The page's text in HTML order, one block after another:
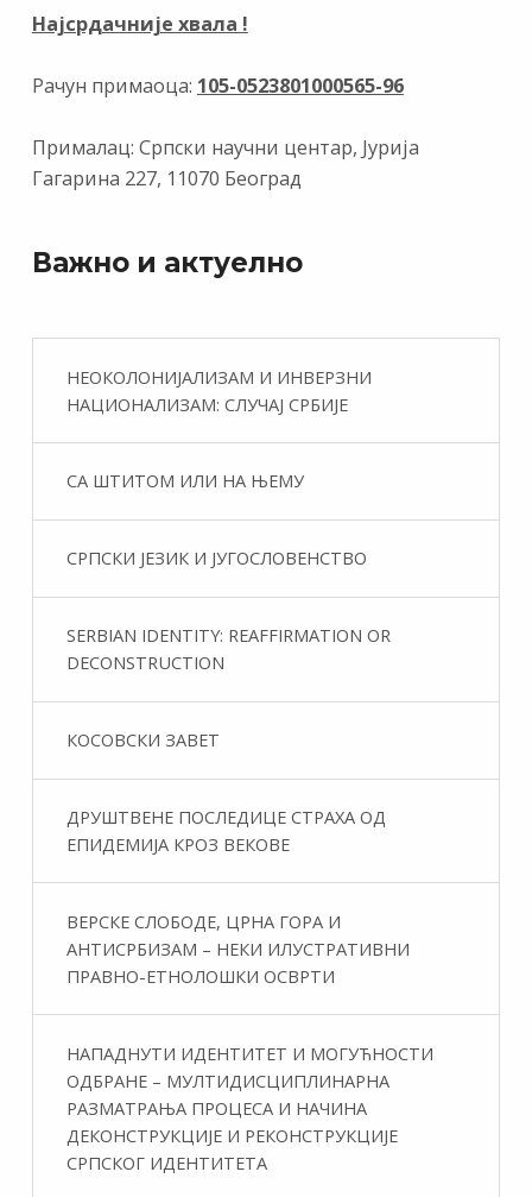
Најсрдачније хвала !
Рачун примаоца: 105-0523801000565-96
Прималац: Српски научни центар, Јурија
Гагарина 227, 11070 Београд
Важно и актуелно
НЕОКОЛОНИЈАЛИЗАМ И ИНВЕРЗНИ
НАЦИОНАЛИЗАМ: СЛУЧАЈ СРБИЈЕ
СА ШТИТОМ ИЛИ НА ЊЕМУ
СРПСКИ ЈЕЗИК И ЈУГОСЛОВЕНСТВО
SERBIAN IDENTITY: REAFFIRMATION OR
DECONSTRUCTION
КОСОВСКИ ЗАВЕТ
ДРУШТВЕНЕ ПОСЛЕДИЦЕ СТРАХА ОД
ЕПИДЕМИЈА КРОЗ ВЕКОВЕ
ВЕРСКЕ СЛОБОДЕ, ЦРНА ГОРА И
АНТИСРБИЗАМ – НЕКИ ИЛУСТРАТИВНИ
ПРАВНО-ЕТНОЛОШКИ ОСВРТИ
НАПАДНУТИ ИДЕНТИТЕТ И МОГУЋНОСТИ
ОДБРАНЕ – МУЛТИДИСЦИПЛИНАРНА
РАЗМАТРАЊА ПРОЦЕСА И НАЧИНА
ДЕКОНСТРУКЦИЈЕ И РЕКОНСТРУКЦИЈЕ
СРПСКОГ ИДЕНТИТЕТА